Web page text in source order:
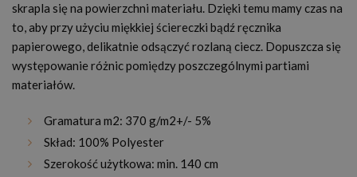
skrapla się na powierzchni materiału. Dzięki temu mamy czas na
to, aby przy użyciu miękkiej ściereczki bądź ręcznika
papierowego, delikatnie odsączyć rozlaną ciecz. Dopuszcza się
występowanie różnic pomiędzy poszczególnymi partiami
materiałów.
Gramatura m2: 370 g/m2+/- 5%
Skład: 100% Polyester
Szerokość użytkowa: min. 140 cm